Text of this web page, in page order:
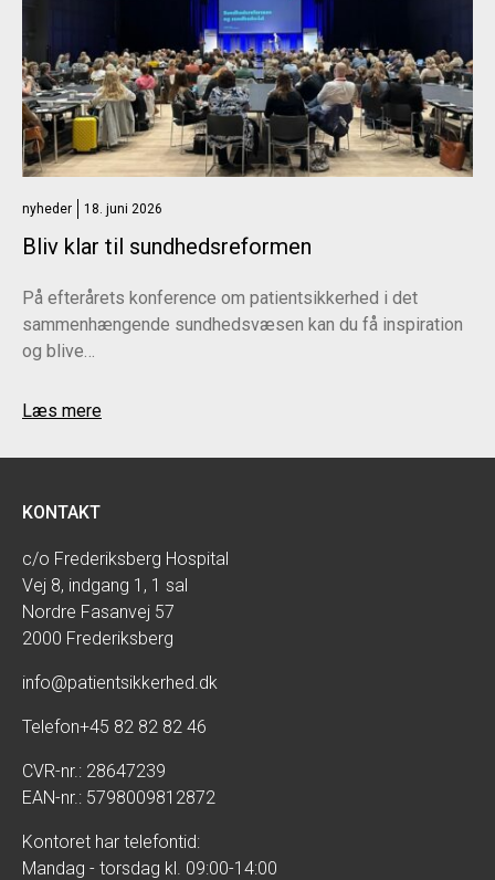
nyheder 18. juni 2026
Bliv klar til sundhedsreformen
På efterårets konference om patientsikkerhed i det
sammenhængende sundhedsvæsen kan du få inspiration
og blive…
Læs mere
KONTAKT
c/o Frederiksberg Hospital
Vej 8, indgang 1, 1 sal
Nordre Fasanvej 57
2000 Frederiksberg
info@patientsikkerhed.dk
Telefon+45 82 82 82 46
CVR-nr.: 28647239
EAN-nr.: 5798009812872
Kontoret har telefontid:
Mandag - torsdag kl. 09:00-14:00